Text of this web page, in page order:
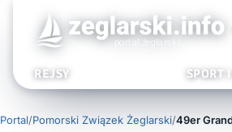
REJSY SPORT
Portal/Pomorski Związek Żeglarski/49er